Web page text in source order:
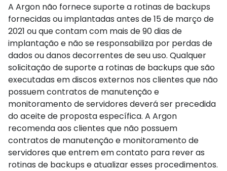
A Argon não fornece suporte a rotinas de backups
fornecidas ou implantadas antes de 15 de março de
2021 ou que contam com mais de 90 dias de
implantação e não se responsabiliza por perdas de
dados ou danos decorrentes de seu uso. Qualquer
solicitação de suporte a rotinas de backups que são
executadas em discos externos nos clientes que não
possuem contratos de manutenção e
monitoramento de servidores deverá ser precedida
do aceite de proposta específica. A Argon
recomenda aos clientes que não possuem
contratos de manutenção e monitoramento de
servidores que entrem em contato para rever as
rotinas de backups e atualizar esses procedimentos.